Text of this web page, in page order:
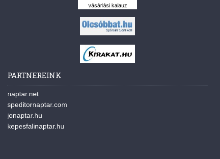
vásárlási kalauz
PARTNEREINK
naptar.net
speditornaptar.com
jonaptar.hu
kepesfalinaptar.hu